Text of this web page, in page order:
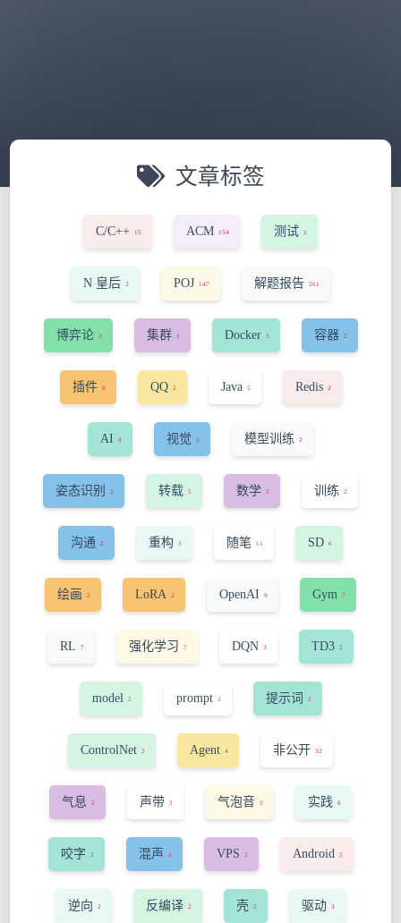
文章标签
C/C++ 15 ACM 154 测试 2
N 皇后 2 POJ 147 解题报告 261
博弈论 2 集群 3 Docker 3 容器 2
插件 6 QQ 2 Java 5 Redis 2
AI 9 视觉 3 模型训练 2
姿态识别 2 转载 5 数学 2 训练 2
沟通 2 重构 3 随笔 11 SD 6
绘画 2 LoRA 2 OpenAI 9 Gym 7
RL 7 强化学习 7 DQN 3 TD3 2
model 2 prompt 2 提示词 2
ControlNet 2 Agent 4 非公开 32
气息 2 声带 3 气泡音 2 实践 8
咬字 2 混声 2 VPS 2 Android 2
逆向 2 反编译 2 壳 2 驱动 3